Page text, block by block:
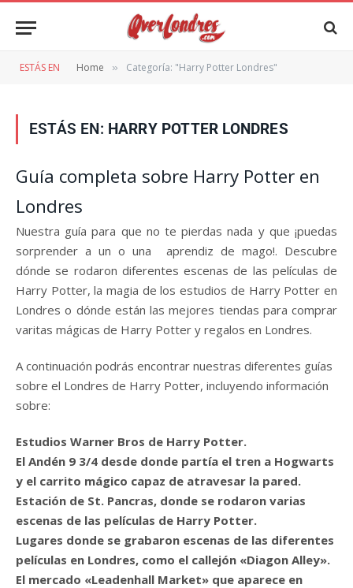
ESTÁS EN Home » Categoría: "Harry Potter Londres"
ESTÁS EN: HARRY POTTER LONDRES
Guía completa sobre Harry Potter en
Londres
Nuestra guía para que no te pierdas nada y que ¡puedas
sorprender a un o una aprendiz de mago!. Descubre
dónde se rodaron diferentes escenas de las películas de
Harry Potter, la magia de los estudios de Harry Potter en
Londres o dónde están las mejores tiendas para comprar
varitas mágicas de Harry Potter y regalos en Londres.
A continuación podrás encontrar nuestras diferentes guías
sobre el Londres de Harry Potter, incluyendo información
sobre:
Estudios Warner Bros de Harry Potter.
El Andén 9 3/4 desde donde partía el tren a Hogwarts
y el carrito mágico capaz de atravesar la pared.
Estación de St. Pancras, donde se rodaron varias
escenas de las películas de Harry Potter.
Lugares donde se grabaron escenas de las diferentes
películas en Londres, como el callejón «Diagon Alley».
El mercado «Leadenhall Market» que aparece en